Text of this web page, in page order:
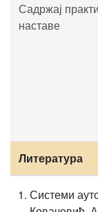
Садржај
наставе
Литература
Системи